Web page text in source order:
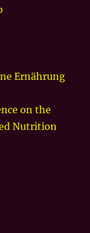
Ernährung
on the
Nutrition